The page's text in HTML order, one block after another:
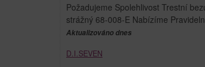
Požadujeme Spolehlivost Trestní
strážný 68-008-E Nabízíme
Aktualizováno dnes
D.I.SEVEN